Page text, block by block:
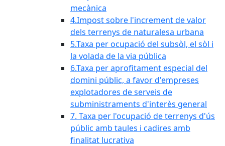
mecànica
4.Impost sobre l'increment de valor
dels terrenys de naturalesa urbana
5.Taxa per ocupació del subsòl, el sòl i
la volada de la via pública
6.Taxa per aprofitament especial del
domini públic, a favor d'empreses
explotadores de serveis de
subministraments d'interès general
7. Taxa per l'ocupació de terrenys d'ús
públic amb taules i cadires amb
finalitat lucrativa